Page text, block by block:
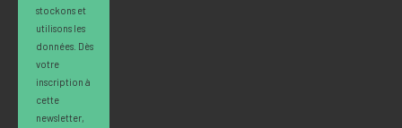
stockons et
utilisons les
données. Dès
votre
inscription à
cette
newsletter,